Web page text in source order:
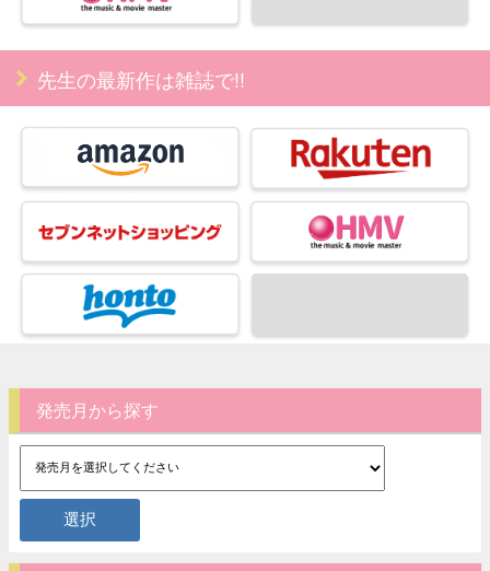
先生の最新作は雑誌で!!
発売月から探す